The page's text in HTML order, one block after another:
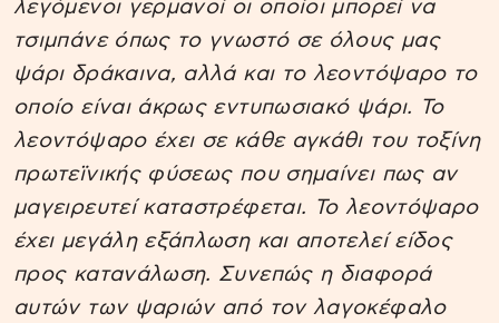
λεγόμενοι γερμανοί οι οποίοι μπορεί να
τσιμπάνε όπως το γνωστό σε όλους μας
ψάρι δράκαινα, αλλά και το λεοντόψαρο το
οποίο είναι άκρως εντυπωσιακό ψάρι. Το
λεοντόψαρο έχει σε κάθε αγκάθι του τοξίνη
πρωτεϊνικής φύσεως που σημαίνει πως αν
μαγειρευτεί καταστρέφεται. Το λεοντόψαρο
έχει μεγάλη εξάπλωση και αποτελεί είδος
προς κατανάλωση. Συνεπώς η διαφορά
αυτών των ψαριών από τον λαγοκέφαλο